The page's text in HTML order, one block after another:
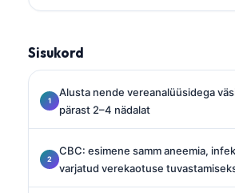
Sisukord
Alusta nende vereanalüüsidega
pärast 2–4 nädalat
CBC: esimene samm aneemia,
varjatud verekaotuse